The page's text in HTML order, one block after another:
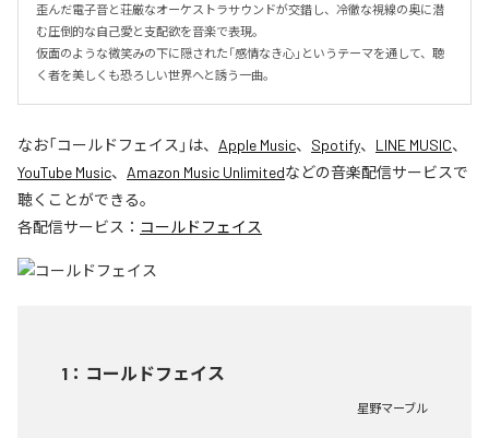
歪んだ電子音と荘厳なオーケストラサウンドが交錯し、冷徹な視線の奥に潜
む圧倒的な自己愛と支配欲を音楽で表現。
仮面のような微笑みの下に隠された「感情なき心」というテーマを通して、聴
く者を美しくも恐ろしい世界へと誘う一曲。
なお「コールドフェイス 」は、 Apple Music、 Spotify、 LINE MUSIC、
YouTube Music、 Amazon Music Unlimitedなどの音楽配信サービスで
聴くことができる。
各配信サービス： コールドフェイス
1 ： コールドフェイス
星野マーブル